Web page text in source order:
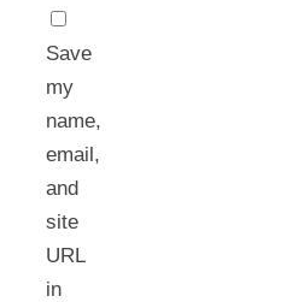
Save
my
name,
email,
and
site
URL
in